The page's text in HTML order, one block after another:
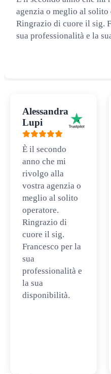
agenzia o meglio al solito
Ringrazio di cuore il sig.
sua professionalità e la
Alessandra
Lupi
È il secondo
anno che mi
rivolgo alla
vostra agenzia o
meglio al solito
operatore.
Ringrazio di
cuore il sig.
Francesco per la
sua
professionalità e
la sua
disponibilità.